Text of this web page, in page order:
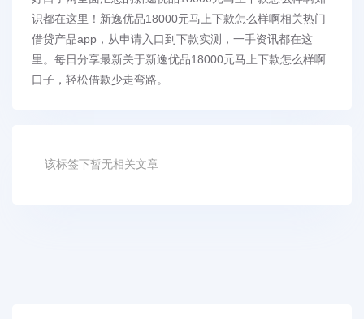
识都在这里！新逸优品18000元马上下款怎么样啊相关热门
借贷产品app，从申请入口到下款实测，一手资讯都在这
里。每日分享最新关于新逸优品18000元马上下款怎么样啊
口子，轻松借款少走弯路。
该标签下暂无相关文章